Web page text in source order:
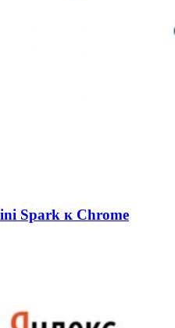
Spark к Chrome